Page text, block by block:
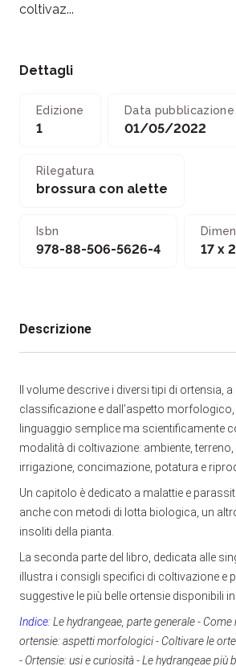
coltivaz...
Dettagli
Edizione
1
Data pubblicazione
01/05/2022
Rilegatura
brossura con alette
Isbn
978-88-506-5626-4 17 x
Descrizione
Il volume descrive i diversi tipi di ortensia,
classificazione e dall’aspetto
linguaggio semplice ma scientificamente
modalità di coltivazione: ambiente,
irrigazione, concimazione, potatura e
Un capitolo è dedicato a malattie e
anche con metodi di lotta biologica, un
insoliti della pianta.
La seconda parte del libro, dedicata alle
illustra i consigli specifici di coltivazione e
suggestive le più belle ortensie disponibili
Indice:Le hydrangeae, parte generale -
ortensie: aspetti morfologici - Coltivare le
- Ortensie: usi e curiosità - Le hydrangeae più